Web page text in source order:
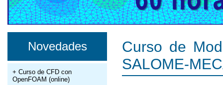
Novedades
+ Curso de CFD con
OpenFOAM (online)
Curso de
SALOME-